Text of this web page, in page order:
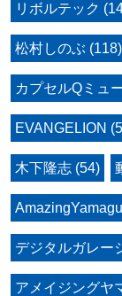
リボルテック
松村しのぶ (118)
カプセルQミュ
EVANGELION
木下隆志 (54)
デジタルガレー
アメイジングヤ